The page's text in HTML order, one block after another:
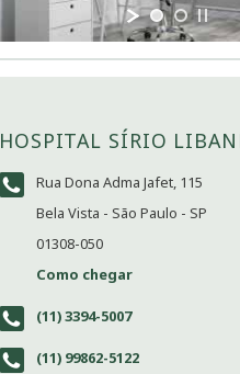
HOSPITAL SÍRIO
Rua Dona Adma Jafet, 115
Bela Vista - São Paulo - SP
01308-050
Como chegar
(11) 3394-5007
(11) 99862-5122